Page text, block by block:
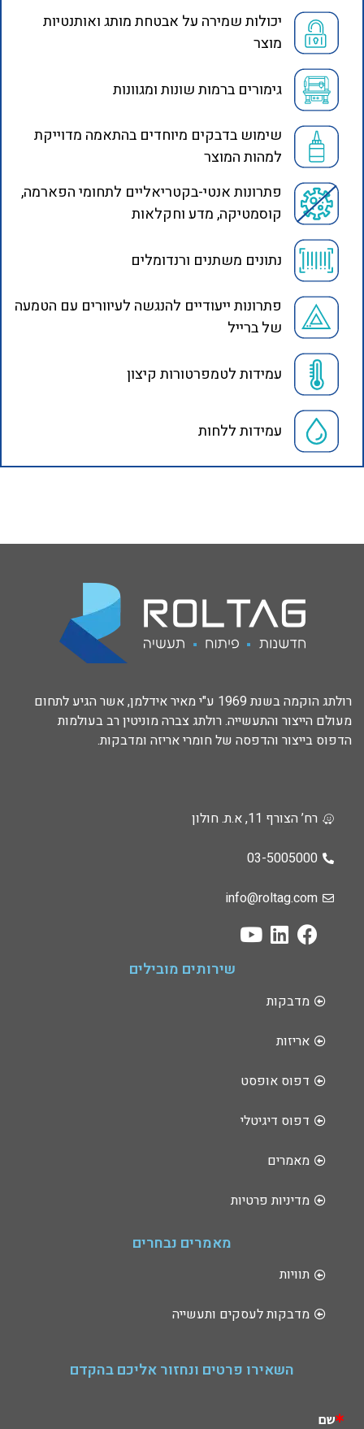
יכולות שמירה על אבטחת מותג ואותנטיות
מוצר
גימורים ברמות שונות ומגוונות
שימוש בדבקים מיוחדים בהתאמה מדוייקת
למהות המוצר
פתרונות אנטי-בקטריאליים לתחומי הפארמה,
קוסמטיקה, מדע וחקלאות
נתונים משתנים ורנדומלים
פתרונות ייעודיים להנגשה לעיוורים עם הטמעה
של ברייל
עמידות לטמפרטורות קיצון
עמידות ללחות
רולתג הוקמה בשנת 1969 ע"י מאיר אידלמן, אשר הגיע לתחום
מעולם הייצור והתעשייה. רולתג צברה מוניטין רב בעולמות
הדפוס בייצור והדפסה של חומרי אריזה ומדבקות.
רח’ הצורף 11, א.ת. חולון
03-5005000
info@roltag.com
שירותים מובילים
מדבקות
אריזות
דפוס אופסט
דפוס דיגיטלי
מאמרים
מדיניות פרטיות
מאמרים נבחרים
תוויות
מדבקות לעסקים ותעשייה
השאירו פרטים ונחזור אליכם בהקדם